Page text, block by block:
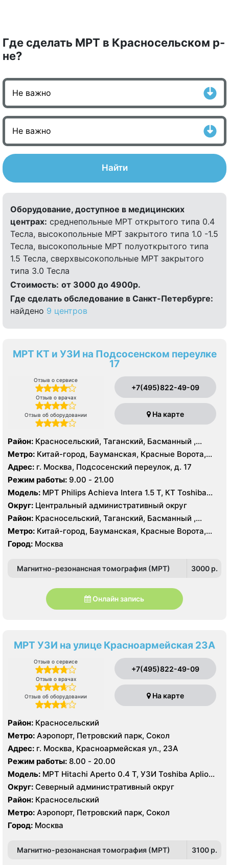
Где сделать МРТ в Красносельском р-
не?
Найти
Оборудование, доступное в медицинских
центрах: среднепольные МРТ открытого типа 0.4
Тесла, высокопольные МРТ закрытого типа 1.0 -1.5
Тесла, высокопольные МРТ полуоткрытого типа
1.5 Тесла, сверхвысокопольные МРТ закрытого
типа 3.0 Тесла
Стоимость: от 3000 до 4900р.
Где сделать обследование в Санкт-Петербурге:
найдено 9 центров
МРТ КТ и УЗИ на Подсосенском переулке
17
Отзыв о сервисе
Отзыв о врачах
Отзыв об оборудовании
+7(495)822-49-09
На карте
Район: Красносельский, Таганский, Басманный ,
Тверской
Метро: Китай-город, Бауманская, Красные Ворота,
Кузнецкий мост, Курская, Лубянка, Площадь Ильича,
Сретенский бульвар, Таганская, Чкаловская
Адрес: г. Москва, Подсосенский переулок, д. 17
Режим работы: 9.00 - 21.00
Модель: МРТ Philips Achieva Intera 1.5 T, КТ Toshiba
Aquilion CXL 128 срезов, УЗИ
Округ: Центральный административный округ
Район: Красносельский, Таганский, Басманный ,
Тверской
Метро: Китай-город, Бауманская, Красные Ворота,
Кузнецкий мост, Курская, Лубянка, Площадь Ильича,
Сретенский бульвар, Таганская, Чкаловская
Город: Москва
Магнитно-резонансная томография (МРТ) 3000 p.
Онлайн запись
МРТ УЗИ на улице Красноармейская 23А
Отзыв о сервисе
Отзыв о врачах
Отзыв об оборудовании
+7(495)822-49-09
На карте
Район: Красносельский
Метро: Аэропорт, Петровский парк, Сокол
Адрес: г. Москва, Красноармейская ул., 23А
Режим работы: 8.00 - 20.00
Модель: МРТ Hitachi Aperto 0.4 Т, УЗИ Toshiba Aplio
TUS-A 500
Округ: Северный административный округ
Район: Красносельский
Метро: Аэропорт, Петровский парк, Сокол
Город: Москва
Магнитно-резонансная томография (МРТ) 3100 p.